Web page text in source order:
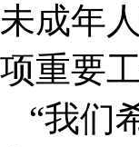
未成年
项重要工
“我们